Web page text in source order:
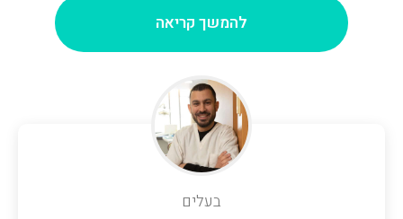
להמשך קריאה
בעלים